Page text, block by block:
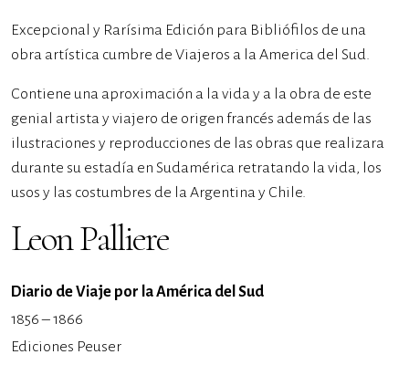
Excepcional y Rarísima Edición para Bibliófilos de una
obra artística cumbre de Viajeros a la America del Sud.
Contiene una aproximación a la vida y a la obra de este
genial artista y viajero de origen francés además de las
ilustraciones y reproducciones de las obras que realizara
durante su estadía en Sudamérica retratando la vida, los
usos y las costumbres de la Argentina y Chile.
Leon Palliere
Diario de Viaje por la América del Sud
1856 – 1866
Ediciones Peuser